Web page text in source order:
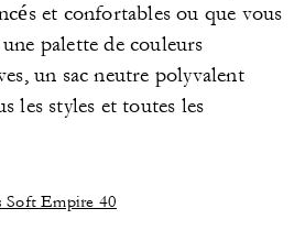
et confortables ou que vous
palette de couleurs
un sac neutre polyvalent
les styles et toutes les
Soft Empire 40